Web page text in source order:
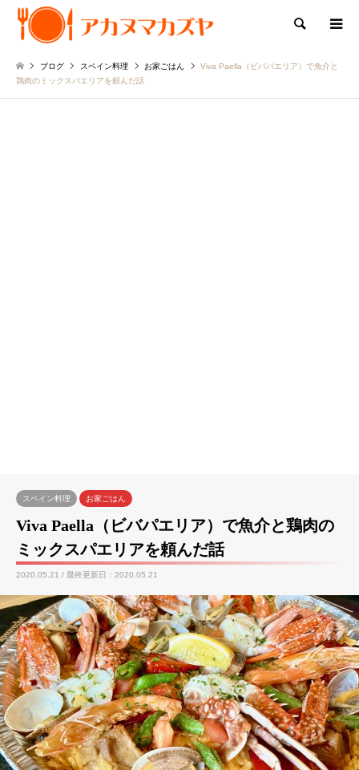
検索
ブログ スペイン料理 お家ごはん
Viva Paella（ビバパエリア）で魚介と
鶏肉のミックスパエリアを頼んだ話
スペイン料理 お家ごはん
Viva Paella（ビバパエリア）で魚介と鶏肉の
ミックスパエリアを頼んだ話
2020.05.21 / 最終更新日：2020.05.21